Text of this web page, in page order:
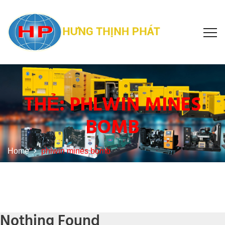
THẺ:PHLWIN MINES
BOMB
Home phlwin mines bomb